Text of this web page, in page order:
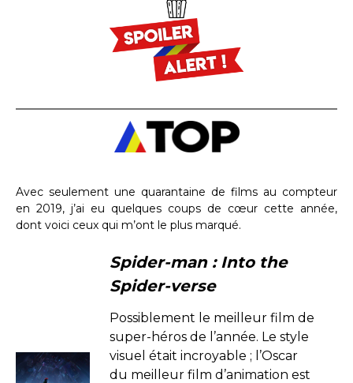
Avec seulement une quarantaine de films au compteur
en 2019, j’ai eu quelques coups de cœur cette année,
dont voici ceux qui m’ont le plus marqué.
Spider-man : Into the
Spider-verse
Possiblement le meilleur film de
super-héros de l’année. Le style
visuel était incroyable ; l’Oscar
du meilleur film d’animation est